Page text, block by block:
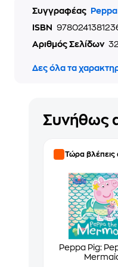
Συγγραφέας
ISBN
Αριθμός Σελίδων 32
Δες όλα τα
Συνήθως
Τώρα βλέπεις
Peppa Pig: